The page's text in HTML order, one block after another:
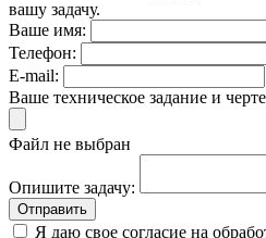
вашу задачу.
Ваше имя:
Телефон:
E-mail:
Ваше техническое задание и
Файл не выбран
Опишите задачу:
Отправить
Я даю свое согласие на